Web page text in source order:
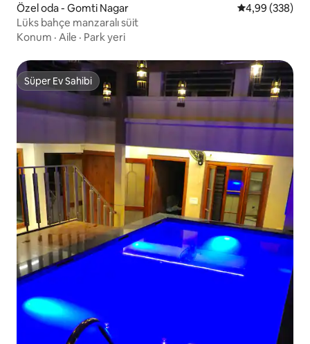
Özel oda - Gomti Nagar 5 üzerinden
4,99 (338)
Lüks bahçe manzaralı süit
Konum · Aile · Park yeri
Süper Ev Sahibi
Süper Ev Sahibi